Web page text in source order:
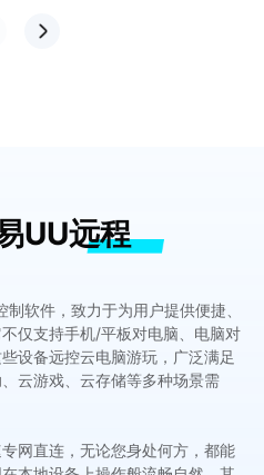
UU远程
软件，致力于为用户提供便捷、
仅支持手机/平板对电脑、电脑对
设备远控云电脑游玩，广泛满足
云游戏、云存储等多种场景需
网直连，无论您身处何方，都能